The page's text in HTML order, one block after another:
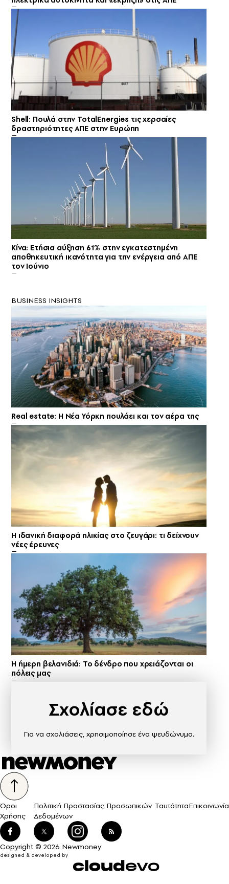
Shell: Πουλά στην TotalEnergies τις χερσαίες
δραστηριότητες ΑΠΕ στην Ευρώπη
Κίνα: Ετήσια αύξηση 61% στην εγκατεστημένη
αποθηκευτική ικανότητα για την ενέργεια από ΑΠΕ
τον Ιούνιο
BUSINESS INSIGHTS
Real estate: H Νέα Υόρκη πουλάει και τον αέρα της
Η ιδανική διαφορά ηλικίας στο ζευγάρι: τι δείχνουν
νέες έρευνες
Η ήμερη βελανιδιά: Το δένδρο που χρειάζονται οι
πόλεις μας
Σχολίασε εδώ
Για να σχολιάσεις, χρησιμοποίησε ένα ψευδώνυμο.
Όροι
Χρήσης
Πολιτική Προστασίας Προσωπικών
Δεδομένων
ΤαυτότηταΕπικοινωνία
Copyright © 2026 Newmoney
designed & developed by